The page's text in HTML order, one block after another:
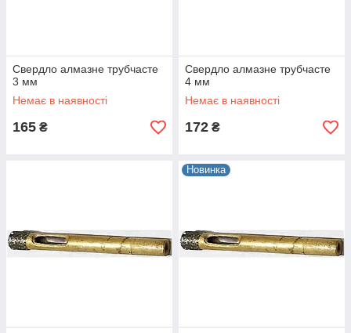
Свердло алмазне трубчасте
3 мм
Немає в наявності
165 ₴
Свердло алмазне трубчасте
4 мм
Немає в наявності
172 ₴
Новинка